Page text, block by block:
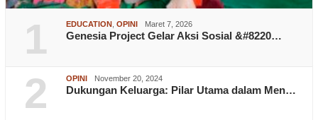
1 EDUCATION OPINI Maret 7, 2026
Genesia Project Gelar Aksi Sosial &#8220…
2 OPINI November 20, 2024
Dukungan Keluarga: Pilar Utama dalam Men…